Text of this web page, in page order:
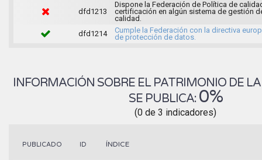
dfd1213
Dispone la Federación de Política de
certificación en algún sistema de gestión
calidad.
dfd1214
Cumple la Federación con la directiva
de protección de datos.
INFORMACIÓN SOBRE EL PATRIMONIO DE
SE PUBLICA: 0%
(0 de 3 indicadores)
PUBLICADO ID ÍNDICE